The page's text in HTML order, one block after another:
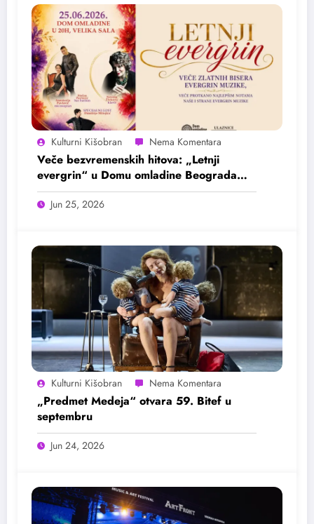
Kulturni Kišobran
Veče bezvremenskih hitova: „Letnji
evergrin“ u Domu omladine Beograda
25. juna
Jun 25, 2026
Kulturni Kišobran
„Predmet Medeja“ otvara 59. Bitef u
septembru
Jun 24, 2026